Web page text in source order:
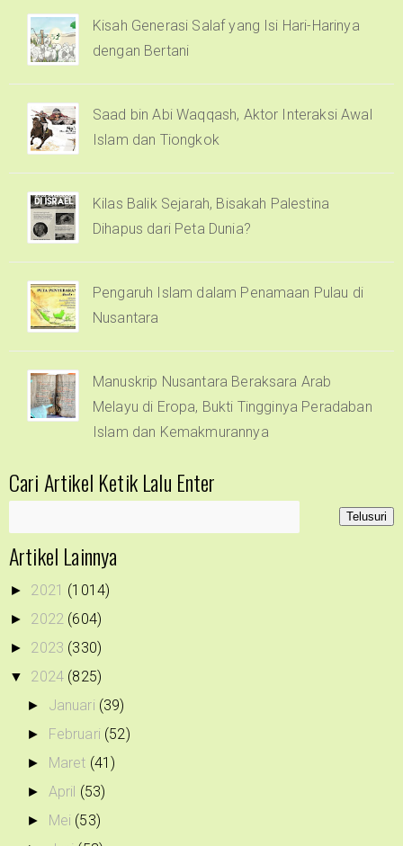
Kisah Generasi Salaf yang Isi Hari-Harinya
dengan Bertani
Saad bin Abi Waqqash, Aktor Interaksi Awal
Islam dan Tiongkok
Kilas Balik Sejarah, Bisakah Palestina
Dihapus dari Peta Dunia?
Pengaruh Islam dalam Penamaan Pulau di
Nusantara
Manuskrip Nusantara Beraksara Arab
Melayu di Eropa, Bukti Tingginya Peradaban
Islam dan Kemakmurannya
Cari Artikel Ketik Lalu Enter
Artikel Lainnya
► 2021 (1014)
► 2022 (604)
► 2023 (330)
▼ 2024 (825)
► Januari (39)
► Februari (52)
► Maret (41)
► April (53)
► Mei (53)